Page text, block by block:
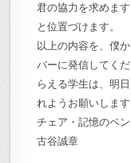
君の協力を求めま
と位置づけます。
以上の内容を、僕
バーに発信してく
らえる学生は、明
れようお願いしま
チェア・記憶のベ
古谷誠章